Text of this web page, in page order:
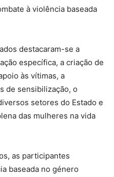
à violência baseada
destacaram-se a
específica, a criação de
às vítimas, a
de sensibilização, o
setores do Estado e
das mulheres na vida
as participantes
baseada no género